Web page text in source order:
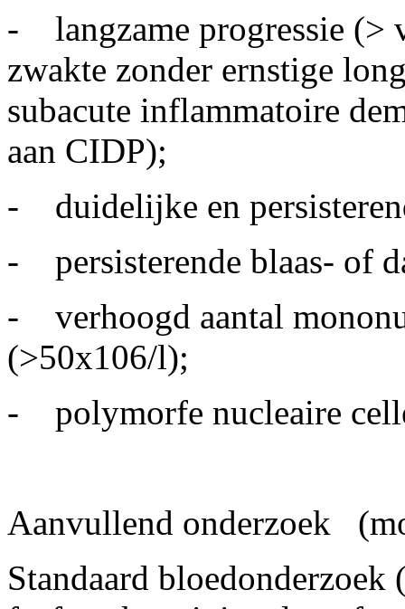
- langzame progressie (>
zwakte zonder ernstige
subacute inflammatoire
aan CIDP);
- duidelijke en
- persisterende blaas- of
- verhoogd aantal
(>50x106/l);
- polymorfe nucleaire
Aanvullend onderzoek
Standaard